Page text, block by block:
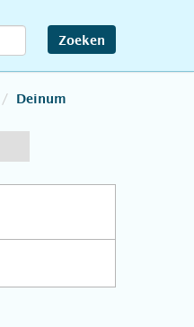
Zoeken
Deinum